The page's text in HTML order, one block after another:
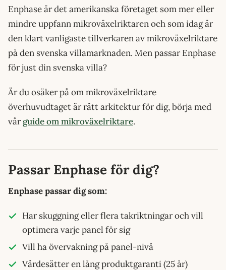
Enphase är det amerikanska företaget som mer eller
mindre uppfann mikroväxelriktaren och som idag är
den klart vanligaste tillverkaren av mikroväxelriktare
på den svenska villamarknaden. Men passar Enphase
för just din svenska villa?
Är du osäker på om mikroväxelriktare
överhuvudtaget är rätt arkitektur för dig, börja med
vårguide om mikroväxelriktare.
Passar Enphase för dig?
Enphase passar dig som:
Har skuggning eller flera takriktningar och vill
optimera varje panel för sig
Vill ha övervakning på panel-nivå
Värdesätter en lång produktgaranti (25 år)